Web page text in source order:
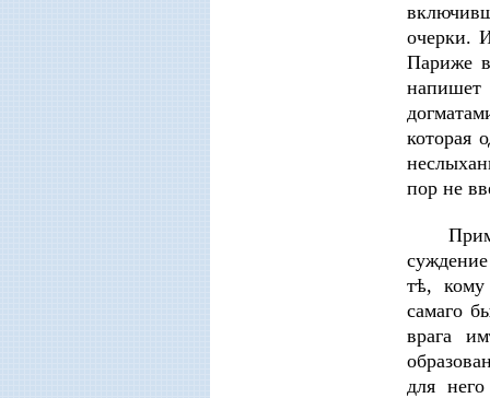
очерки.
Париже
напишет
которая
пор не
тѣ, кому
самаго
врага
для